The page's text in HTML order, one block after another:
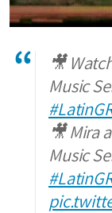
🎥
Music
🎥 Mira
Music